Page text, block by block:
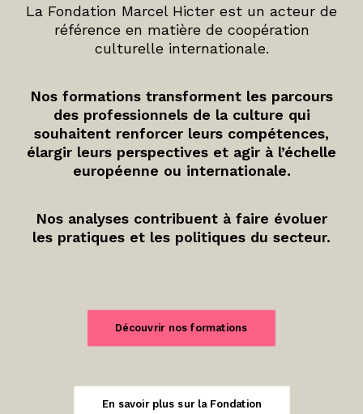
La Fondation Marcel Hicter est un acteur de
référence en matière de coopération
culturelle internationale.
Nos formations transforment les parcours
des professionnels de la culture qui
souhaitent renforcer leurs compétences,
élargir leurs perspectives et agir à l’échelle
européenne ou internationale.
Nos analyses contribuent à faire évoluer
les pratiques et les politiques du secteur.
Découvrir nos formations
En savoir plus sur la Fondation